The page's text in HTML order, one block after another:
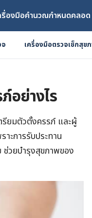
องมือคำนวณกำหนดคลอด
จ เครื่องมือตรวจเช็กสุข
ย่างไร
ยมตัวตั้งครรภ์ และผู้
ะการรับประทาน
ช่วยบำรุงสุขภาพของ